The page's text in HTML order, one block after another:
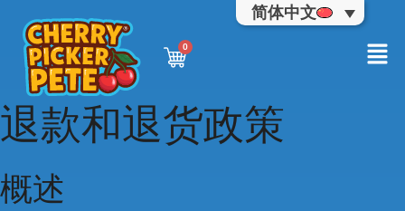
简体中文
退款和退货政策
概述